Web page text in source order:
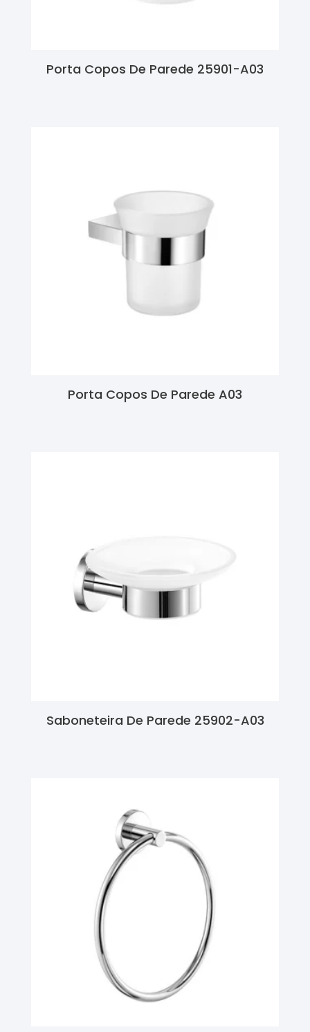
Porta Copos De Parede 25901-A03
Porta Copos De Parede A03
Saboneteira De Parede 25902-A03